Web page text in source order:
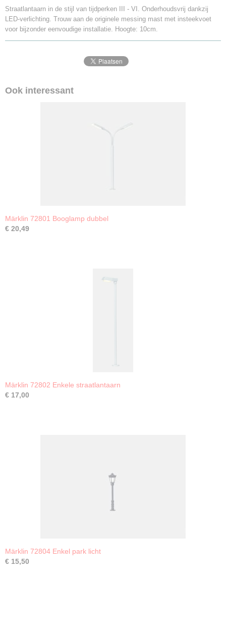
Staat
Nieuw
Straatlantaarn in de stijl van tijdperken III - VI. Onderhoudsvrij dankzij
LED-verlichting. Trouw aan de originele messing mast met insteekvoet
voor bijzonder eenvoudige installatie. Hoogte: 10cm.
Ook interessant
Märklin 72801 Booglamp dubbel
€ 20,49
Märklin 72802 Enkele straatlantaarn
€ 17,00
Märklin 72804 Enkel park licht
€ 15,50